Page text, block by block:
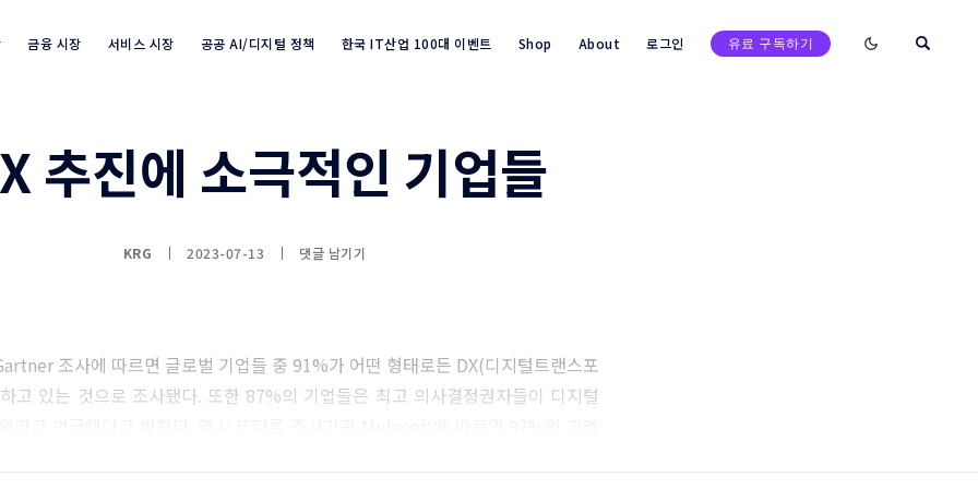
금융 시장 서비스 시장 공공 AI/디지털 정책 한국 IT산업 100대 이벤트 Shop About 로그인 유료 구독하기 Enable dark mode
Industry Market info 검색
추진에 소극적인 기업들
KRG 2023-07-13 댓글 남기기
조사에 따르면 글로벌 기업들 중 91%가 어떤 형태로든 DX(디지털트랜스포
고 있는 것으로 조사됐다. 또한 87%의 기업들은 최고 의사결정권자들이 디지털